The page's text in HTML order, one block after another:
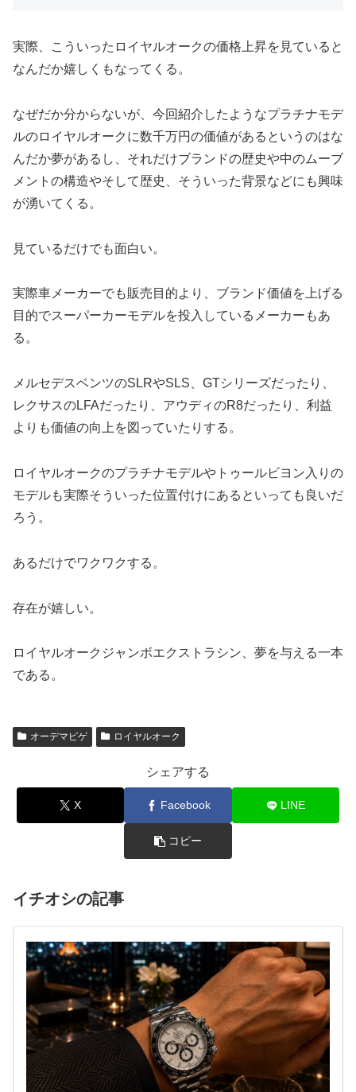
実際、こういったロイヤルオークの価格上昇を見ていると
なんだか嬉しくもなってくる。
なぜだか分からないが、今回紹介したようなプラチナモデ
ルのロイヤルオークに数千万円の価値があるというのはな
んだか夢があるし、それだけブランドの歴史や中のムーブ
メントの構造やそして歴史、そういった背景などにも興味
が湧いてくる。
見ているだけでも面白い。
実際車メーカーでも販売目的より、ブランド価値を上げる
目的でスーパーカーモデルを投入しているメーカーもあ
る。
メルセデスベンツのSLRやSLS、GTシリーズだったり、
レクサスのLFAだったり、アウディのR8だったり、利益
よりも価値の向上を図っていたりする。
ロイヤルオークのプラチナモデルやトゥールビヨン入りの
モデルも実際そういった位置付けにあるといっても良いだ
ろう。
あるだけでワクワクする。
存在が嬉しい。
ロイヤルオークジャンボエクストラシン、夢を与える一本
である。
オーデマピゲ ロイヤルオーク
シェアする
X Facebook LINE
コピー
イチオシの記事